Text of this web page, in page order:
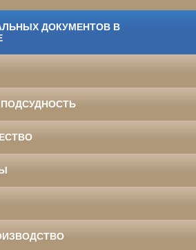
ДОКУМЕНТОВ В